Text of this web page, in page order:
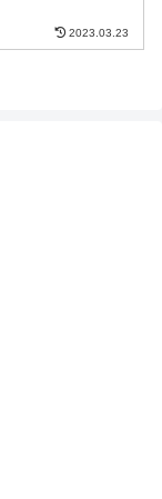
2023.03.23